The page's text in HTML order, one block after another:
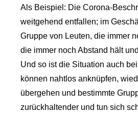
Als Beispiel: Die Corona-
weitgehend entfallen; im
Gruppe von Leuten, die immer
die immer noch Abstand hält
Und so ist die Situation auch
können nahtlos anknüpfen,
übergehen und bestimmte
zurückhaltender und tun sich